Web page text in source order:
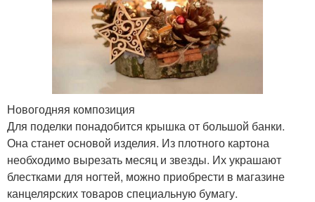
Новогодняя композиция
Для поделки понадобится крышка от большой банки.
Она станет основой изделия. Из плотного картона
необходимо вырезать месяц и звезды. Их украшают
блестками для ногтей, можно приобрести в магазине
канцелярских товаров специальную бумагу.